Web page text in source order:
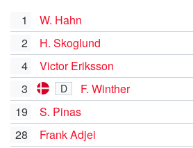
1
W. Hahn
2
H. Skoglund
4
Victor Eriksson
3 D
F. Winther
19
S. Pinas
28
Frank Adjei